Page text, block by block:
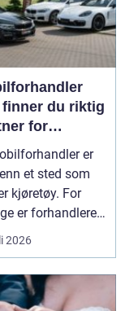
du riktig
for
er
et sted som
kjøretøy. For
er forhandleren
s...
2026